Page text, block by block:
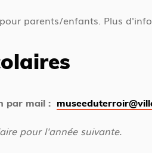
parents/enfants. Plus
par mail :
pour l'année suivante.